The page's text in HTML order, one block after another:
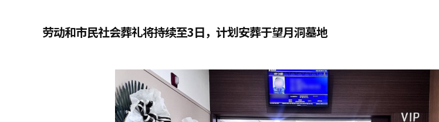
劳动和市民社会葬礼将持续至3日，计划安葬于望月洞墓地